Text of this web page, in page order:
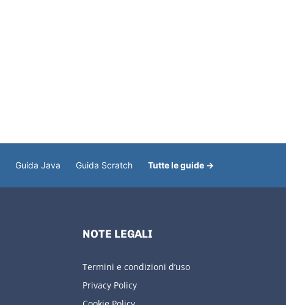
Guida Java Guida Scratch Tutte le guide →
NOTE LEGALI
Termini e condizioni d’uso
Privacy Policy